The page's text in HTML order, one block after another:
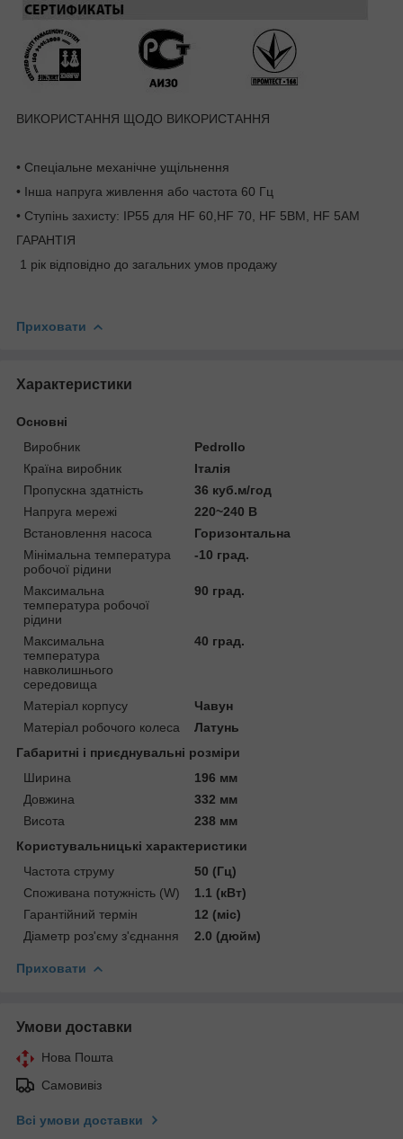
ВИКОРИСТАННЯ ЩОДО ВИКОРИСТАННЯ
• Спеціальне механічне ущільнення
• Інша напруга живлення або частота 60 Гц
• Ступінь захисту: IP55 для HF 60,HF 70, HF 5BM, HF 5AM
ГАРАНТІЯ
1 рік відповідно до загальних умов продажу
Приховати
Характеристики
Основні
Виробник
Pedrollo
Країна виробник
Італія
Пропускна здатність
36 куб.м/год
Напруга мережі
220~240 В
Встановлення насоса
Горизонтальна
Мінімальна температура
робочої рідини
-10 град.
Максимальна
температура робочої
рідини
90 град.
Максимальна
температура
навколишнього
середовища
40 град.
Матеріал корпусу
Чавун
Матеріал робочого колеса
Латунь
Габаритні і приєднувальні розміри
Ширина
196 мм
Довжина
332 мм
Висота
238 мм
Користувальницькі характеристики
Частота струму
50 (Гц)
Споживана потужність (W)
1.1 (кВт)
Гарантійний термін
12 (міс)
Діаметр роз'єму з'єднання
2.0 (дюйм)
Приховати
Умови доставки
Нова Пошта
Самовивіз
Всі умови доставки